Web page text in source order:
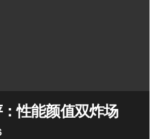
性能颜值双炸场